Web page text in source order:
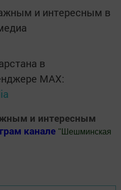
и интересным в
в
MАХ:
и интересным
канале " Шешминская